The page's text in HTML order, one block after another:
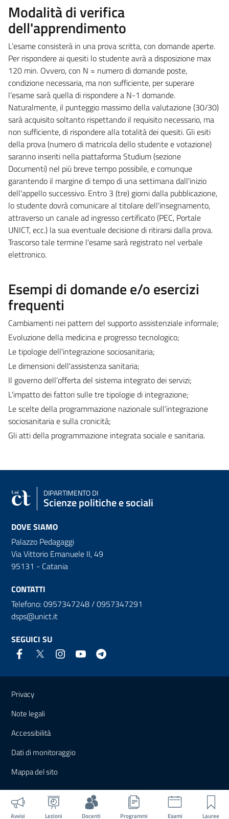
Modalità di verifica
dell'apprendimento
L’esame consisterà in una prova scritta, con domande aperte.
Per rispondere ai quesiti lo studente avrà a disposizione max
120 min. Ovvero, con N = numero di domande poste,
condizione necessaria, ma non sufficiente, per superare
l’esame sarà quella di rispondere a N-1 domande.
Naturalmente, il punteggio massimo della valutazione (30/30)
sarà acquisito soltanto rispettando il requisito necessario, ma
non sufficiente, di rispondere alla totalità dei quesiti. Gli esiti
della prova (numero di matricola dello studente e votazione)
saranno inseriti nella piattaforma Studium (sezione
Documenti) nel più breve tempo possibile, e comunque
garantendo il margine di tempo di una settimana dall'inizio
dell'appello successivo. Entro 3 (tre) giorni dalla pubblicazione,
lo studente dovrà comunicare al titolare dell'insegnamento,
attraverso un canale ad ingresso certificato (PEC, Portale
UNICT, ecc.) la sua eventuale decisione di ritirarsi dalla prova.
Trascorso tale termine l'esame sarà registrato nel verbale
elettronico.
Esempi di domande e/o esercizi
frequenti
Cambiamenti nei pattern del supporto assistenziale informale;
Evoluzione della medicina e progresso tecnologico;
Le tipologie dell'integrazione sociosanitaria;
Le dimensioni dell'assistenza sanitaria;
Il governo dell’offerta del sistema integrato dei servizi;
L'impatto dei fattori sulle tre tipologie di integrazione;
Le scelte della programmazione nazionale sull’integrazione
sociosanitaria e sulla cronicità;
Gli atti della programmazione integrata sociale e sanitaria.
Avvisi Lezioni Docenti Programmi Esami Lauree
DIPARTIMENTO DI
Scienze politiche e sociali
DOVE SIAMO
Palazzo Pedagaggi
Via Vittorio Emanuele II, 49
95131 - Catania
CONTATTI
Telefono: 0957347248 / 0957347291
dsps@unict.it
SEGUICI SU
Link e informazioni utili
Privacy
Note legali
Accessibilità
Dati di monitoraggio
Mappa del sito